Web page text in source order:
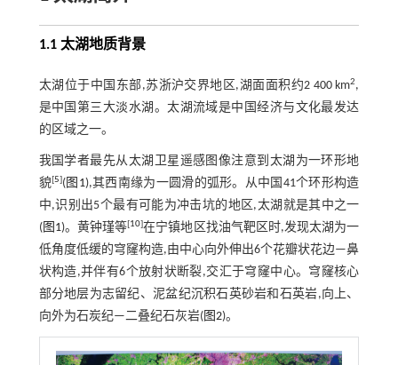
1.1 太湖地质背景
太湖位于中国东部,苏浙沪交界地区,湖面面积约2 400 km2,
是中国第三大淡水湖。太湖流域是中国经济与文化最发达
的区域之一。
我国学者最先从太湖卫星遥感图像注意到太湖为一环形地
貌[5](图1),其西南缘为一圆滑的弧形。从中国41个环形构造
中,识别出5个最有可能为冲击坑的地区,太湖就是其中之一
(图1)。黄钟瑾等[10]在宁镇地区找油气靶区时,发现太湖为一
低角度低缓的穹窿构造,由中心向外伸出6个花瓣状花边—鼻
状构造,并伴有6个放射状断裂,交汇于穹窿中心。穹窿核心
部分地层为志留纪、泥盆纪沉积石英砂岩和石英岩,向上、
向外为石炭纪—二叠纪石灰岩(图2)。